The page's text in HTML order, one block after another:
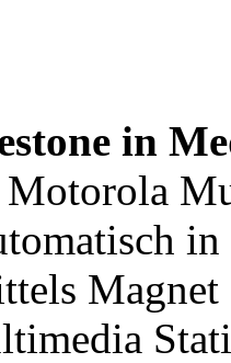
in